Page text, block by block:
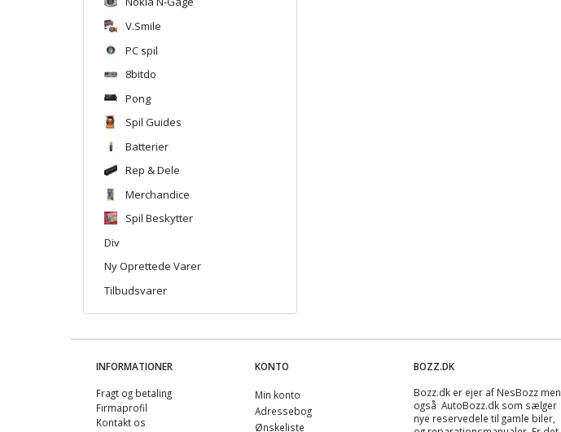
V.Smile
PC spil
8bitdo
Pong
Spil Guides
Batterier
Rep & Dele
Merchandice
Spil Beskytter
Div
Ny Oprettede Varer
Tilbudsvarer
INFORMATIONER
Fragt og betaling
Firmaprofil
Kontakt os
KONTO
Min konto
Adressebog
Ønskeliste
BOZZ.DK
Bozz.dk er ejer af NesBozz men
også AutoBozz.dk som sælger
nye reservedele til gamle biler,